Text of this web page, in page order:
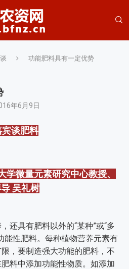
功能肥料具有一定优势
年6月9日
宾谈肥料
学微量元素研究中心教授、
吴礼树
具有肥料以外的“某种”或“多
能性肥料。每种植物营养元素有
，要制造强大功能的肥料，不
料中添加功能性物质。如添加